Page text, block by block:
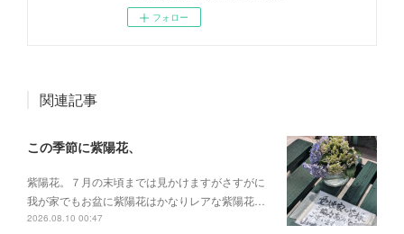
フォロー
関連記事
この季節に紫陽花、
紫陽花。７月の末頃までは見かけますがさすがに
我が家でもお盆に紫陽花はかなりレアな紫陽花…
2026.08.10 00:47